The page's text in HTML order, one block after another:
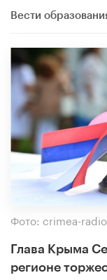
Вести
Фото: crimea-
Глава Крыма
регионе